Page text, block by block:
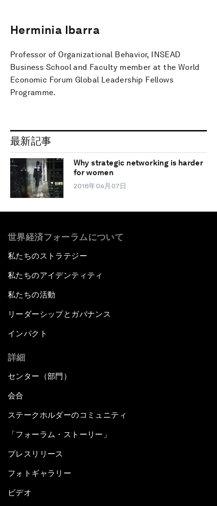
Herminia Ibarra
Professor of Organizational Behavior, INSEAD
Business School and Faculty member at the World
Economic Forum Global Leadership Fellows
Programme.
最新記事
Why strategic networking is harder
for women
2016年04月07日
世界経済フォーラムについて
私たちのストラテジー
私たちのアイデンティティ
私たちの活動
リーダーシップとガバナンス
インパクト
詳細
センター（部門）
会合
ステークホルダーのコミュニティ
「フォーラム・ストーリー」
プレスリリース
フォトギャラリー
ビデオ